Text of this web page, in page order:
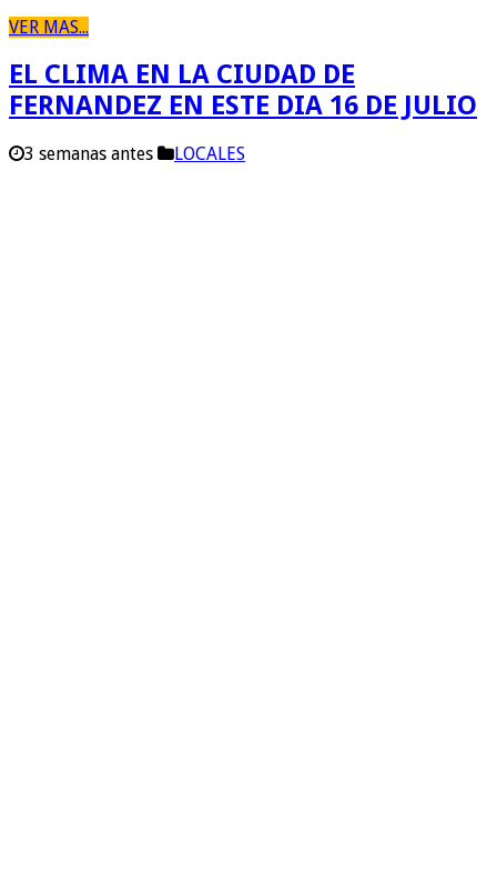
VER MAS...
EL CLIMA EN LA CIUDAD DE
FERNANDEZ EN ESTE DIA 16 DE JULIO
3 semanas antes LOCALES